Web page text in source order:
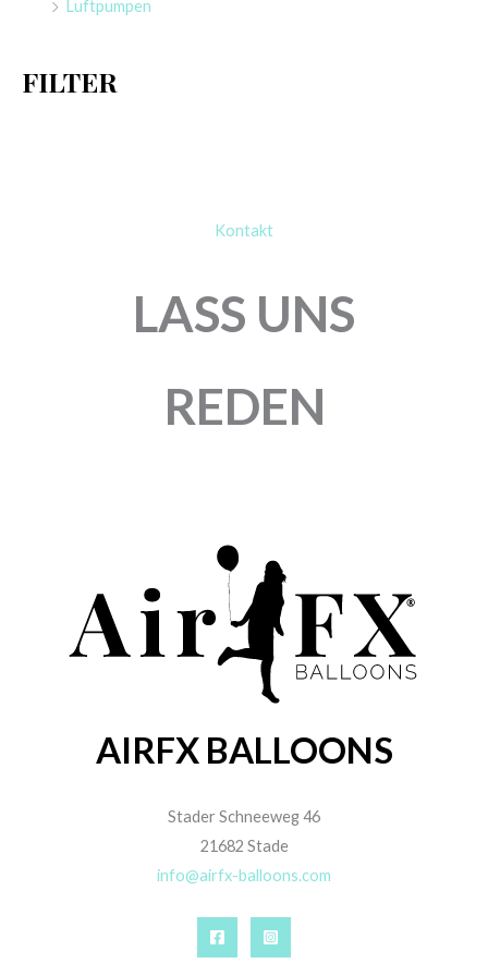
Luftpumpen
FILTER
Kontakt
LASS UNS
REDEN
AIRFX BALLOONS
Stader Schneeweg 46
21682 Stade
info@airfx-balloons.com